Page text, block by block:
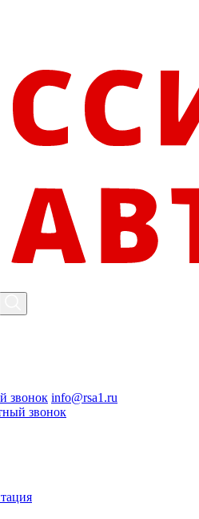
звонок info@rsa1.ru
звонок